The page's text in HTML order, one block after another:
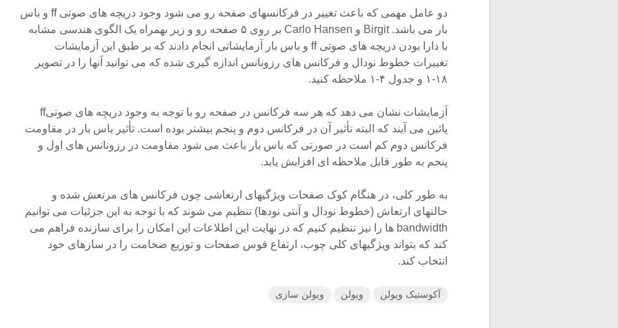
دو عامل مهمی که باعث تغییر در فرکانسهای صفحه رو می شود وجود دریچه های صوتی ff و باس
بار می باشد. Birgit و Carlo Hansen بر روی ۵ صفحه رو و زیر بهمراه یک الگوی هندسی مشابه
با دارا بودن دریچه های صوتی ff و باس بار آزمایشاتی انجام دادند که بر طبق این آزمایشات
تغییرات خطوط نودال و فرکانس های رزونانس اندازه گیری شده که می توانید آنها را در تصویر
۱۸-۱ و جدول ۴-۱ ملاحظه کنید.
آزمایشات نشان می دهد که هر سه فرکانس در صفحه رو با توجه به وجود دریچه های صوتیff
پائین می آیند که البته تأثیر آن در فرکانس دوم و پنجم بیشتر بوده است. تأثیر باس بار در مقاومت
فرکانس دوم کم است در صورتی که باس بار باعث می شود مقاومت در رزونانس های اول و
پنجم به طور قابل ملاحظه ای افزایش یابد.
به طور کلی، در هنگام کوک صفحات ویژگیهای ارتعاشی چون فرکانس های مرتعش شده و
حالتهای ارتعاش (خطوط نودال و آنتی نودها) تنظیم می شوند که با توجه به این جزئیات می توانیم
bandwidth ها را نیز تنظیم کنیم که در نهایت این اطلاعات این امکان را برای سازنده فراهم می
کند که بتواند ویژگیهای کلی چوب، ارتفاع قوس صفحات و توزیع ضخامت را در سازهای خود
انتخاب کند.
آکوستیک ویولن ویولن ویولن سازی